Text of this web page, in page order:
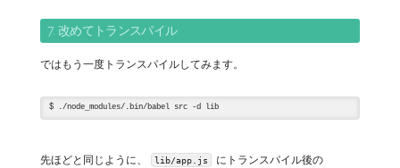
7. 改めてトランスパイル
ではもう一度トランスパイルしてみます。
先ほどと同じように、 lib/app.js
にトランスパイル後の